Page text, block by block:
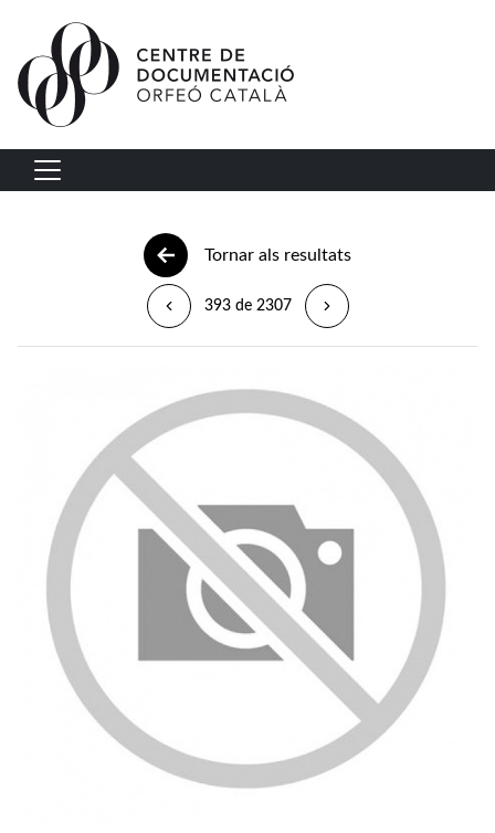
Vés al contingut
Navegació principal
Tornar als resultats
393 de 2307